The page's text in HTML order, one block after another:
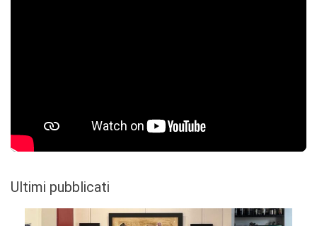
Ultimi pubblicati